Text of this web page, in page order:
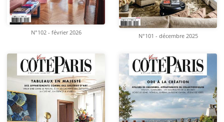
N°102 - février 2026 N°101 - décembre 2025